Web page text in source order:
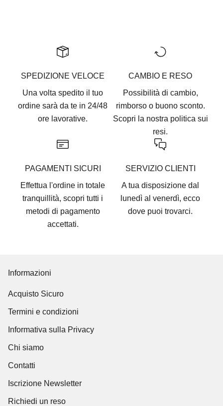
SPEDIZIONE VELOCE
Una volta spedito il tuo
ordine sarà da te in 24/48
ore lavorative.
CAMBIO E RESO
Possibilità di cambio,
rimborso o buono sconto.
Scopri la nostra politica sui
resi.
PAGAMENTI SICURI
Effettua l'ordine in totale
tranquillità, scopri tutti i
metodi di pagamento
accettati.
SERVIZIO CLIENTI
A tua disposizione dal
lunedì al venerdì, ecco
dove puoi trovarci.
Informazioni
Acquisto Sicuro
Termini e condizioni
Informativa sulla Privacy
Chi siamo
Contatti
Iscrizione Newsletter
Richiedi un reso